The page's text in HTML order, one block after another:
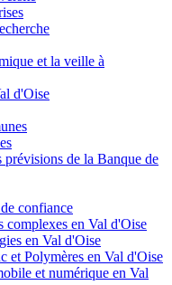
et la veille à
d'Oise
de la Banque de
confiance
complexes en Val d'Oise
en Val d'Oise
et Polymères en Val d'Oise
et numérique en Val